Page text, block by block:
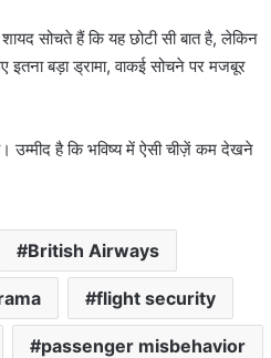
सोचते हैं कि यह छोटी सी बात है, लेकिन
बड़ा ड्रामा, वाकई सोचने पर मजबूर
उम्मीद है कि भविष्य में ऐसी चीज़ें कम देखने
British Airways
flight security
passenger misbehavior